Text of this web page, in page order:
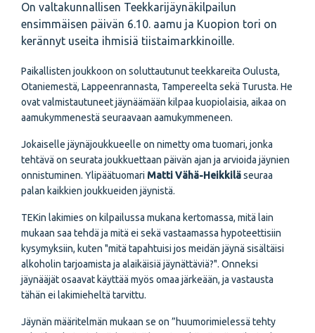
On valtakunnallisen Teekkarijäynäkilpailun
ensimmäisen päivän 6.10. aamu ja Kuopion tori on
kerännyt useita ihmisiä tiistaimarkkinoille.
Paikallisten joukkoon on soluttautunut teekkareita Oulusta,
Otaniemestä, Lappeenrannasta, Tampereelta sekä Turusta. He
ovat valmistautuneet jäynäämään kilpaa kuopiolaisia, aikaa on
aamukymmenestä seuraavaan aamukymmeneen.
Jokaiselle jäynäjoukkueelle on nimetty oma tuomari, jonka
tehtävä on seurata joukkuettaan päivän ajan ja arvioida jäynien
onnistuminen. Ylipäätuomari Matti Vähä-Heikkiläseuraa
palan kaikkien joukkueiden jäynistä.
TEKin lakimies on kilpailussa mukana kertomassa, mitä lain
mukaan saa tehdä ja mitä ei sekä vastaamassa hypoteettisiin
kysymyksiin, kuten "mitä tapahtuisi jos meidän jäynä sisältäisi
alkoholin tarjoamista ja alaikäisiä jäynättäviä?". Onneksi
jäynääjät osaavat käyttää myös omaa järkeään, ja vastausta
tähän ei lakimieheltä tarvittu.
Jäynän määritelmän mukaan se on ”huumorimielessä tehty